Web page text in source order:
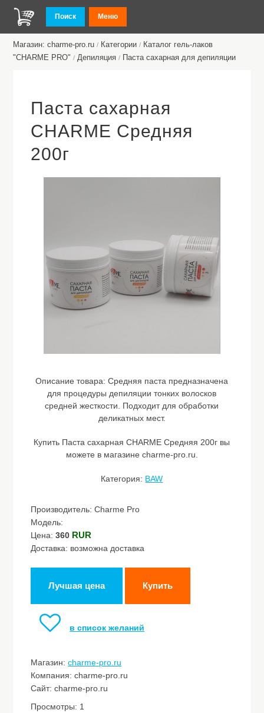
Поиск Меню
Магазин: charme-pro.ru / Категории / Каталог гель-лаков
"CHARME PRO" / Депиляция / Паста сахарная для депиляции
Паста сахарная
CHARME Средняя
200г
Описание товара:Средняя паста предназначена
для процедуры депиляции тонких волосков
средней жесткости. Подходит для обработки
деликатных мест.
Купить Паста сахарная CHARME Средняя 200г вы
можете в магазине charme-pro.ru.
Категория: BAW
Производитель: Charme Pro
Модель:
Цена:360 RUR
Доставка: возможна доставка
Лучшая цена Купить
в список желаний
Магазин:charme-pro.ru
Компания: charme-pro.ru
Сайт: charme-pro.ru
Просмотры: 1